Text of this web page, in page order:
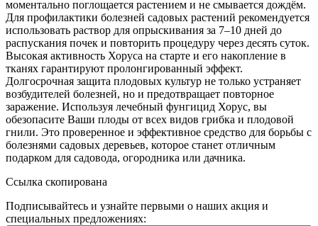
моментально поглощается растением и не смывается дождём.
Для профилактики болезней садовых растений рекомендуется
использовать раствор для опрыскивания за 7–10 дней до
распускания почек и повторить процедуру через десять суток.
Высокая активность Хоруса на старте и его накопление в
тканях гарантируют пролонгированный эффект.
Долгосрочная защита плодовых культур не только устраняет
возбудителей болезней, но и предотвращает повторное
заражение. Используя лечебный фунгицид Хорус, вы
обезопасите Ваши плоды от всех видов грибка и плодовой
гнили. Это проверенное и эффективное средство для борьбы с
болезнями садовых деревьев, которое станет отличным
подарком для садовода, огородника или дачника.
Ссылка скопирована
Подписывайтесь и узнайте первыми о наших акция и
специальных предложениях: